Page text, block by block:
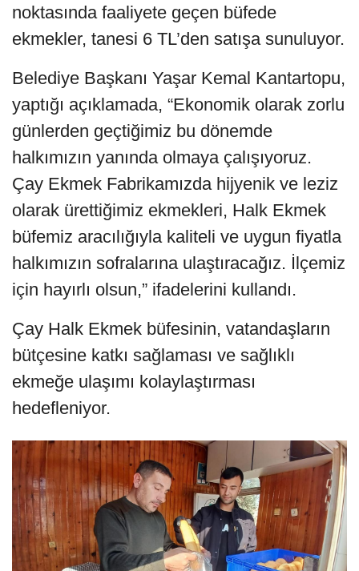
noktasında faaliyete geçen büfede
ekmekler, tanesi 6 TL’den satışa sunuluyor.
Belediye Başkanı Yaşar Kemal Kantartopu,
yaptığı açıklamada, “Ekonomik olarak zorlu
günlerden geçtiğimiz bu dönemde
halkımızın yanında olmaya çalışıyoruz.
Çay Ekmek Fabrikamızda hijyenik ve leziz
olarak ürettiğimiz ekmekleri, Halk Ekmek
büfemiz aracılığıyla kaliteli ve uygun fiyatla
halkımızın sofralarına ulaştıracağız. İlçemiz
için hayırlı olsun,” ifadelerini kullandı.
Çay Halk Ekmek büfesinin, vatandaşların
bütçesine katkı sağlaması ve sağlıklı
ekmeğe ulaşımı kolaylaştırması
hedefleniyor.